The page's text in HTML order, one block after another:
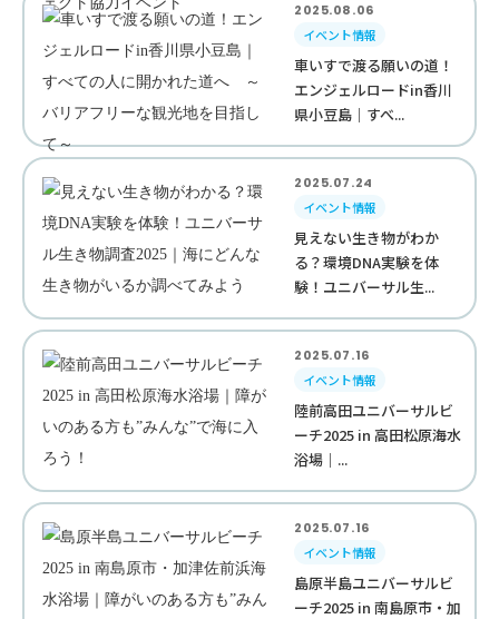
2025.08.06
イベント情報
車いすで渡る願いの道！
エンジェルロードin香川
県小豆島｜すべ...
2025.07.24
イベント情報
見えない生き物がわか
る？環境DNA実験を体
験！ユニバーサル生...
2025.07.16
イベント情報
陸前高田ユニバーサルビ
ーチ2025 in 高田松原海水
浴場｜...
2025.07.16
イベント情報
島原半島ユニバーサルビ
ーチ2025 in 南島原市・加